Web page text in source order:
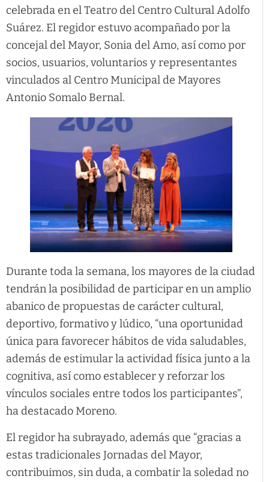
celebrada en el Teatro del Centro Cultural Adolfo
Suárez. El regidor estuvo acompañado por la
concejal del Mayor, Sonia del Amo, así como por
socios, usuarios, voluntarios y representantes
vinculados al Centro Municipal de Mayores
Antonio Somalo Bernal.
Durante toda la semana, los mayores de la ciudad
tendrán la posibilidad de participar en un amplio
abanico de propuestas de carácter cultural,
deportivo, formativo y lúdico, “una oportunidad
única para favorecer hábitos de vida saludables,
además de estimular la actividad física junto a la
cognitiva, así como establecer y reforzar los
vínculos sociales entre todos los participantes”,
ha destacado Moreno.
El regidor ha subrayado, además que “gracias a
estas tradicionales Jornadas del Mayor,
contribuimos, sin duda, a combatir la soledad no